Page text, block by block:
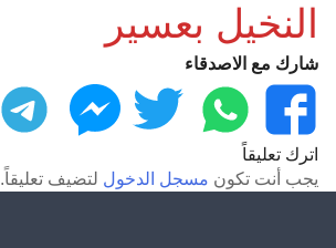
النخيل بعسير
شارك مع الاصدقاء
فيسبوك
واتساب تويتر ماسنجر
اترك تعليقاً
يجب أنت تكون مسجل الدخول لتضيف تعليقاً.